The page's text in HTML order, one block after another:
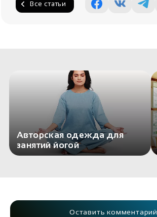
Все статьи
Авторская одежда для
занятий йогой
Оставить комментарий